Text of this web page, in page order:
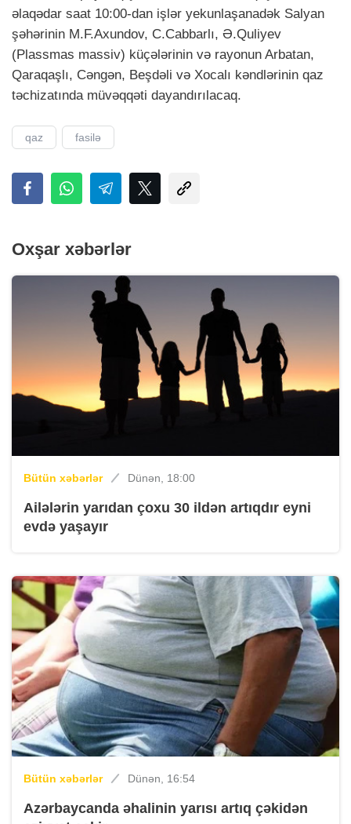
əlaqədar saat 10:00-dan işlər yekunlaşanadək Salyan
şəhərinin M.F.Axundov, C.Cabbarlı, Ə.Quliyev
(Plassmas massiv) küçələrinin və rayonun Arbatan,
Qaraqaşlı, Cəngən, Beşdəli və Xocalı kəndlərinin qaz
təchizatında müvəqqəti dayandırılacaq.
qaz fasilə
Oxşar xəbərlər
Bütün xəbərlər Dünən, 18:00
Ailələrin yarıdan çoxu 30 ildən artıqdır eyni
evdə yaşayır
Bütün xəbərlər Dünən, 16:54
Azərbaycanda əhalinin yarısı artıq çəkidən